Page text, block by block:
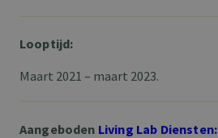
Looptijd:
Maart 2021 – maart 2023.
Aangeboden Living Lab Diensten: